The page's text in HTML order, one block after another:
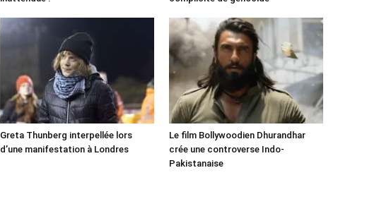
Greta Thunberg interpellée lors
d’une manifestation à Londres
Le film Bollywoodien Dhurandhar
crée une controverse Indo-
Pakistanaise